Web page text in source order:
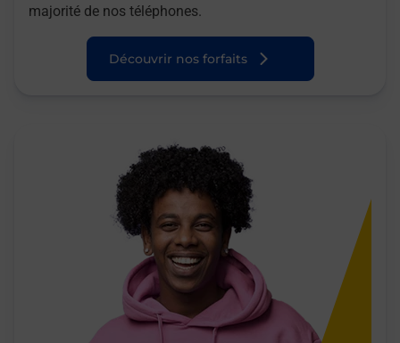
majorité de nos téléphones.
Découvrir nos forfaits